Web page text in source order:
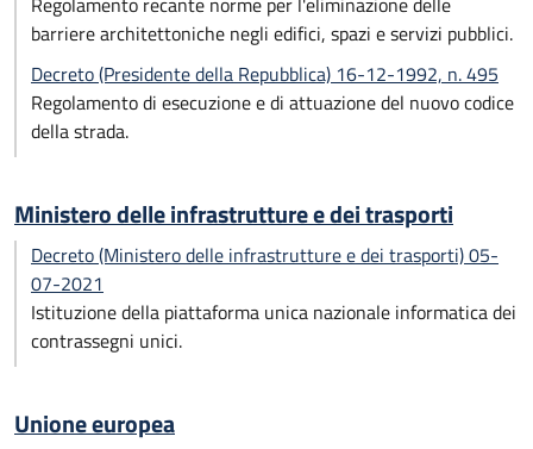
barriere architettoniche negli edifici, spazi e servizi pubblici.
Decreto (Presidente della Repubblica) 16-12-1992, n. 495
Regolamento di esecuzione e di attuazione del nuovo codice
della strada.
Ministero delle infrastrutture e dei trasporti
Decreto (Ministero delle infrastrutture e dei trasporti) 05-
07-2021
Istituzione della piattaforma unica nazionale informatica dei
contrassegni unici.
Unione europea